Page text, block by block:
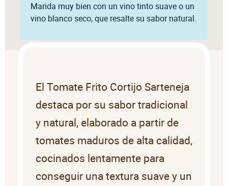
Marida muy bien con un vino tinto suave o un
vino blanco seco, que resalte su sabor natural.
El Tomate Frito Cortijo Sarteneja
destaca por su sabor tradicional
y natural, elaborado a partir de
tomates maduros de alta calidad,
cocinados lentamente para
conseguir una textura suave y un